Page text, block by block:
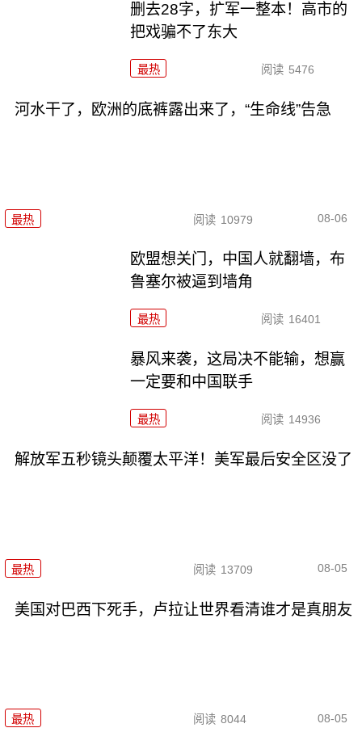
删去28字，扩军一整本！高市的
把戏骗不了东大
最热 阅读 5476
河水干了，欧洲的底裤露出来了，“生命线”告急
最热 阅读 10979 08-06
欧盟想关门，中国人就翻墙，布
鲁塞尔被逼到墙角
最热 阅读 16401
暴风来袭，这局决不能输，想赢
一定要和中国联手
最热 阅读 14936
解放军五秒镜头颠覆太平洋！美军最后安全区没了
最热 阅读 13709 08-05
美国对巴西下死手，卢拉让世界看清谁才是真朋友
最热 阅读 8044 08-05